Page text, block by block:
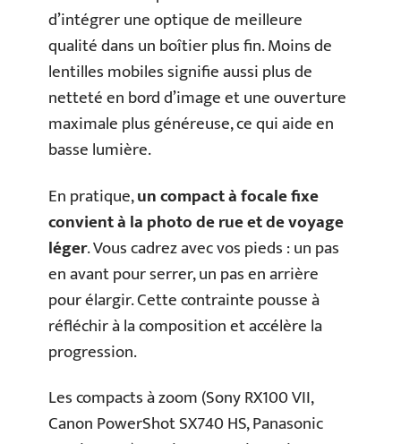
d’intégrer une optique de meilleure
qualité dans un boîtier plus fin. Moins de
lentilles mobiles signifie aussi plus de
netteté en bord d’image et une ouverture
maximale plus généreuse, ce qui aide en
basse lumière.
En pratique,un compact à focale fixe
convient à la photo de rue et de voyage
léger. Vous cadrez avec vos pieds : un pas
en avant pour serrer, un pas en arrière
pour élargir. Cette contrainte pousse à
réfléchir à la composition et accélère la
progression.
Les compacts à zoom (Sony RX100 VII,
Canon PowerShot SX740 HS, Panasonic